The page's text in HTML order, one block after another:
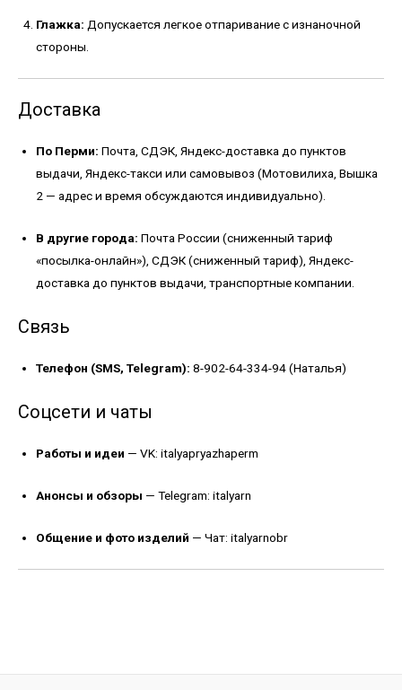
Глажка: Допускается легкое отпаривание с изнаночной
стороны.
Доставка
По Перми: Почта, СДЭК, Яндекс-доставка до пунктов
выдачи, Яндекс-такси или самовывоз (Мотовилиха, Вышка
2 — адрес и время обсуждаются индивидуально).
В другие города: Почта России (сниженный тариф
«посылка-онлайн»), СДЭК (сниженный тариф), Яндекс-
доставка до пунктов выдачи, транспортные компании.
Связь
Телефон (SMS, Telegram): 8-902-64-334-94 (Наталья)
Соцсети и чаты
Работы и идеи — VK: italyapryazhaperm
Анонсы и обзоры — Telegram: italyarn
Общение и фото изделий — Чат: italyarnobr